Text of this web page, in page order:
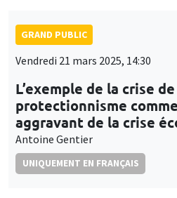
GRAND PUBLIC
Vendredi 21 mars 2025, 14:30
L’exemple de la crise
protectionnisme
aggravant de la crise
Antoine Gentier
UNIQUEMENT EN FRANÇAIS